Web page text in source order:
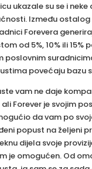
ukazale su se i neke
Između
Forevera
od 5%, 10% ili 15%
poslovnim
povećaju bazu
vam ne daje
Forever je svojim
da vam po
popust na željeni
dijela svoje
je omogućen. Od